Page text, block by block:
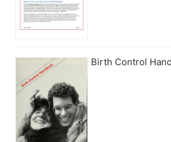
Birth Control